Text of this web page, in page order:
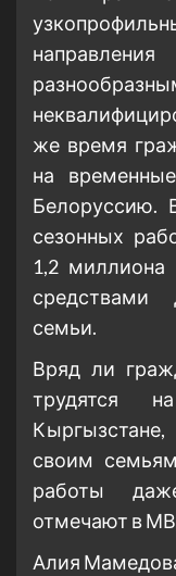
же время
на
Белоруссию.
сезонных
1,2 миллиона
средствами
семьи.
Вряд ли
трудятся
своим
работы
отмечают в
Алия